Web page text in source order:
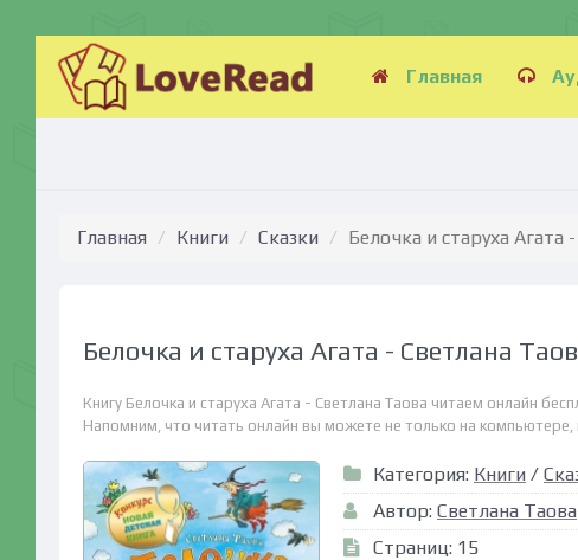
Главная
Главная Книги Сказки Белочка и старуха Агата
Белочка и старуха Агата - Светлана
Книгу Белочка и старуха Агата - Светлана Таова читаем онлайн
Напомним, что читать онлайн вы можете не только на
Категория: Книги /
Автор: Светлана Таова
Страниц: 15